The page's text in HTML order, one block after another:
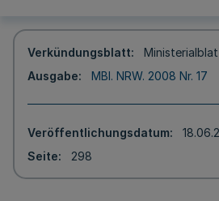
Verkündungsblatt
Ausgabe
MBl. NRW. 2008 Nr. 17
Veröffentlichungsdatum
Seite
298